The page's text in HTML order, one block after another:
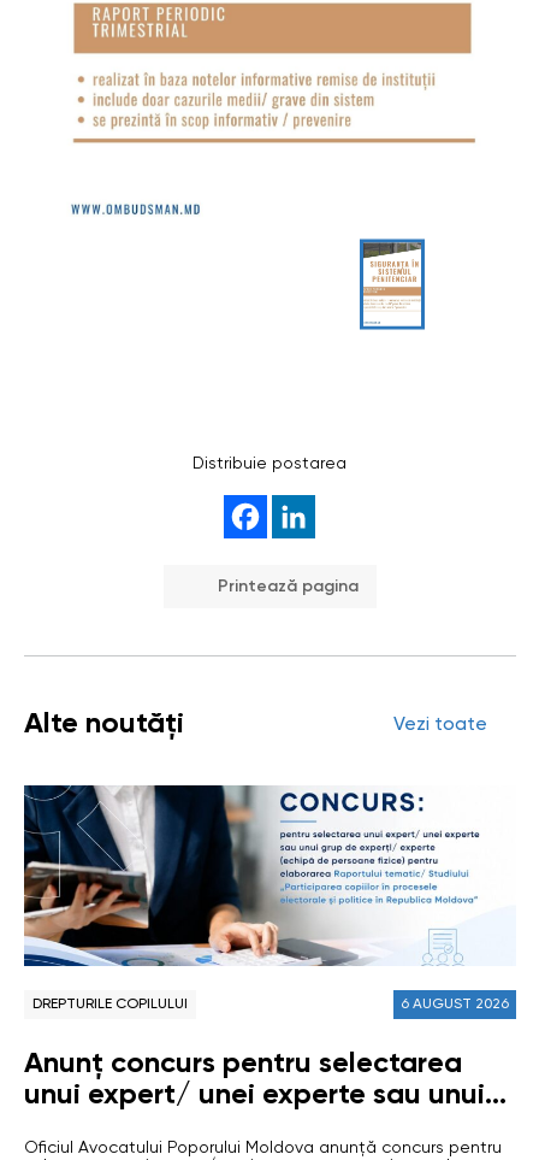
Distribuie postarea
Printează pagina
Alte noutăți Vezi toate
DREPTURILE COPILULUI 6 AUGUST 2026
Anunț concurs pentru selectarea
unui expert/ unei experte sau unui
Oficiul Avocatului Poporului Moldova anunță concurs pentru